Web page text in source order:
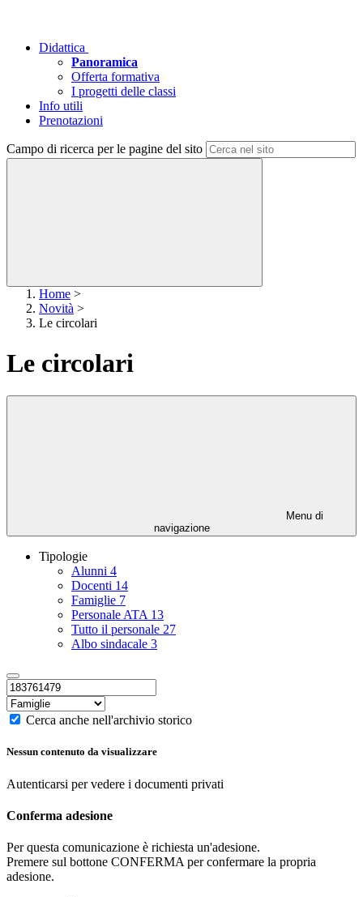
Didattica
Panoramica
Offerta formativa
I progetti delle classi
Info utili
Prenotazioni
Campo di ricerca per le pagine del sito
Home >
Novità >
Le circolari
Le circolari
Menu di
navigazione
Tipologie
Alunni 4
Docenti 14
Famiglie 7
Personale ATA 13
Tutto il personale 27
Albo sindacale 3
Cerca anche nell'archivio storico
Nessun contenuto da visualizzare
Autenticarsi per vedere i documenti privati
Conferma adesione
Per questa comunicazione è richiesta un'adesione.
Premere sul bottone CONFERMA per confermare la propria
adesione.